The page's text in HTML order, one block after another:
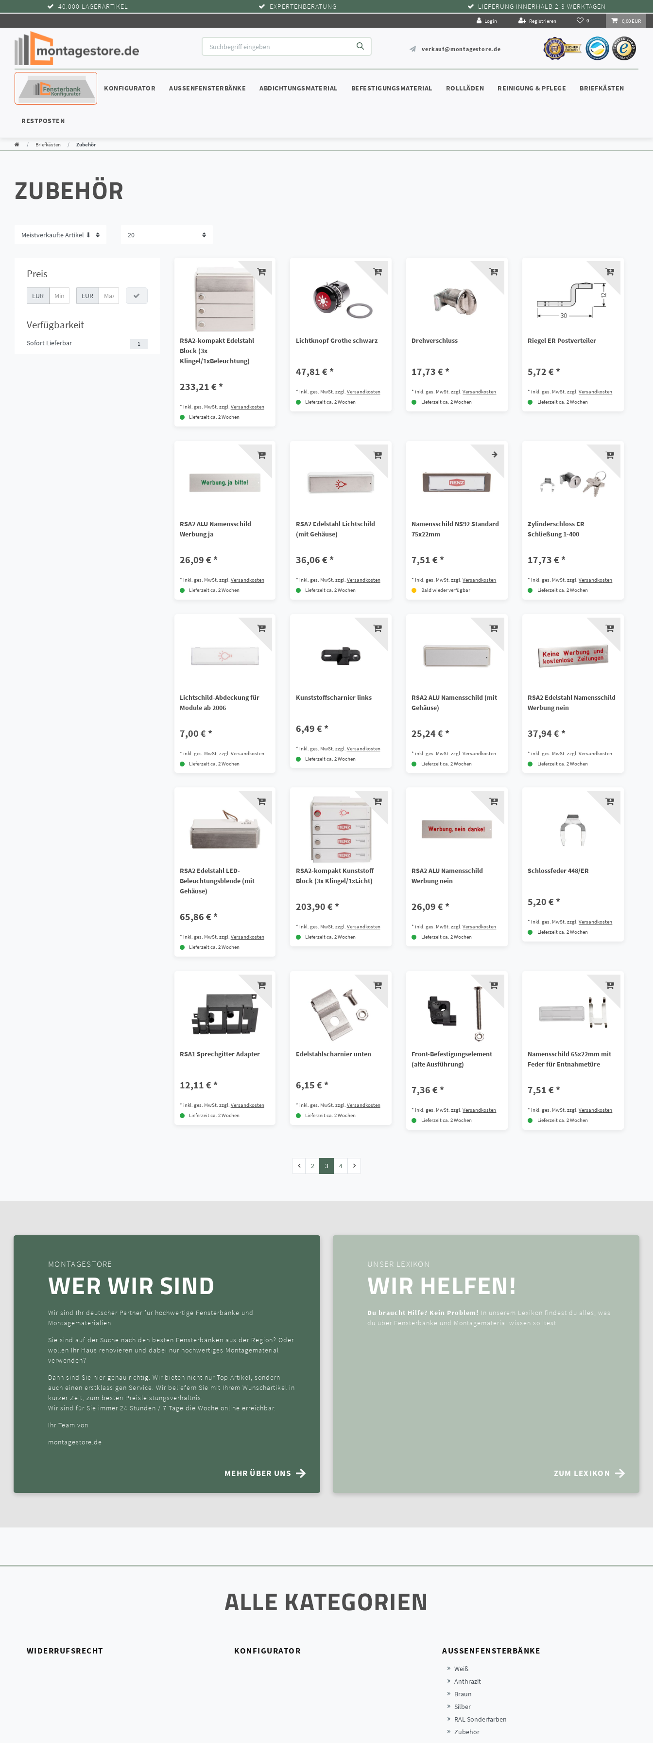
40.000 LAGERARTIKEL EXPERTENBERATUNG LIEFERUNG INNERHALB 2-3 WERKTAGEN
Login Registrieren 0 0,00 EUR
verkauf@montagestore.de
WIDERRUFSRECHT
KONFIGURATOR
AUSSENFENSTERBÄNKE ABDICHTUNGSMATERIAL BEFESTIGUNGSMATERIAL ROLLLÄDEN REINIGUNG & PFLEGE BRIEFKÄSTEN
RESTPOSTEN
Briefkästen Zubehör
ZUBEHÖR
Preis
EUR EUR
Verfügbarkeit
Sofort Lieferbar 1
RSA2-kompakt Edelstahl
Block (3x
Klingel/1xBeleuchtung)
233,21 € *
* inkl. ges. MwSt. zzgl. Versandkosten
Lieferzeit ca. 2 Wochen
Lichtknopf Grothe schwarz
47,81 € *
* inkl. ges. MwSt. zzgl. Versandkosten
Lieferzeit ca. 2 Wochen
Drehverschluss
17,73 € *
*inkl. ges. MwSt. zzgl.Versandkosten
Lieferzeit ca. 2 Wochen
Riegel ER Postverteiler
5,72 € *
*inkl. ges. MwSt. zzgl.Versandkosten
Lieferzeit ca. 2 Wochen
RSA2 ALU Namensschild
Werbung ja
26,09 € *
* inkl. ges. MwSt. zzgl. Versandkosten
Lieferzeit ca. 2 Wochen
RSA2 Edelstahl Lichtschild
(mit Gehäuse)
36,06 € *
* inkl. ges. MwSt. zzgl. Versandkosten
Lieferzeit ca. 2 Wochen
Namensschild NS92 Standard
75x22mm
7,51 € *
*inkl. ges. MwSt. zzgl.Versandkosten
Bald wieder verfügbar
Zylinderschloss ER
Schließung 1-400
17,73 € *
*inkl. ges. MwSt. zzgl.Versandkosten
Lieferzeit ca. 2 Wochen
Lichtschild-Abdeckung für
Module ab 2006
7,00 € *
* inkl. ges. MwSt. zzgl. Versandkosten
Lieferzeit ca. 2 Wochen
Kunststoffscharnier links
6,49 € *
* inkl. ges. MwSt. zzgl. Versandkosten
Lieferzeit ca. 2 Wochen
RSA2 ALU Namensschild (mit
Gehäuse)
25,24 € *
*inkl. ges. MwSt. zzgl.Versandkosten
Lieferzeit ca. 2 Wochen
RSA2 Edelstahl Namensschild
Werbung nein
37,94 € *
*inkl. ges. MwSt. zzgl.Versandkosten
Lieferzeit ca. 2 Wochen
RSA2 Edelstahl LED-
Beleuchtungsblende (mit
Gehäuse)
65,86 € *
* inkl. ges. MwSt. zzgl. Versandkosten
Lieferzeit ca. 2 Wochen
RSA2-kompakt Kunststoff
Block (3x Klingel/1xLicht)
203,90 € *
* inkl. ges. MwSt. zzgl. Versandkosten
Lieferzeit ca. 2 Wochen
RSA2 ALU Namensschild
Werbung nein
26,09 € *
*inkl. ges. MwSt. zzgl.Versandkosten
Lieferzeit ca. 2 Wochen
Schlossfeder 448/ER
5,20 € *
*inkl. ges. MwSt. zzgl.Versandkosten
Lieferzeit ca. 2 Wochen
RSA1 Sprechgitter Adapter
12,11 € *
* inkl. ges. MwSt. zzgl. Versandkosten
Lieferzeit ca. 2 Wochen
Edelstahlscharnier unten
6,15 € *
* inkl. ges. MwSt. zzgl. Versandkosten
Lieferzeit ca. 2 Wochen
Front-Befestigungselement
(alte Ausführung)
7,36 € *
*inkl. ges. MwSt. zzgl.Versandkosten
Lieferzeit ca. 2 Wochen
Namensschild 65x22mm mit
Feder für Entnahmetüre
7,51 € *
*inkl. ges. MwSt. zzgl.Versandkosten
Lieferzeit ca. 2 Wochen
2 3 4
MONTAGESTORE
WER WIR SIND
Wir sind Ihr deutscher Partner für hochwertige Fensterbänke und
Montagematerialien.
Sie sind auf der Suche nach den besten Fensterbänken aus der Region? Oder
wollen Ihr Haus renovieren und dabei nur hochwertiges Montagematerial
verwenden?
Dann sind Sie hier genau richtig. Wir bieten nicht nur Top Artikel, sondern
auch einen erstklassigen Service. Wir beliefern Sie mit Ihrem Wunschartikel in
kurzer Zeit, zum besten Preisleistungsverhältnis.
Wir sind für Sie immer 24 Stunden / 7 Tage die Woche online erreichbar.
Ihr Team von
montagestore.de
MEHR ÜBER UNS
UNSER LEXIKON
WIR HELFEN!
Du braucht Hilfe? Kein Problem! In unserem Lexikon findest du alles, was
du über Fensterbänke und Montagematerial wissen solltest.
ZUM LEXIKON
ALLE KATEGORIEN
WIDERRUFSRECHT KONFIGURATOR AUSSENFENSTERBÄNKE
Weiß
Anthrazit
Braun
Silber
RAL Sonderfarben
Zubehör